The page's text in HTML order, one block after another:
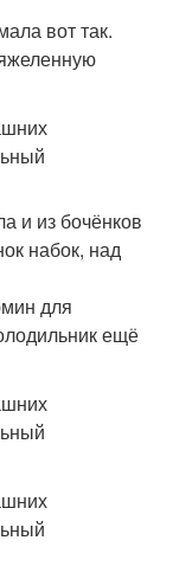
вот так.
и из бочёнков
набок, над
для
ещё